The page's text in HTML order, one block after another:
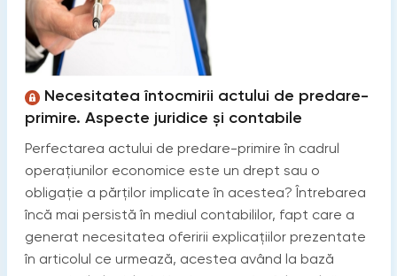
Necesitatea întocmirii actului de predare-
primire. Aspecte juridice și contabile
Perfectarea actului de predare-primire în cadrul
operațiunilor economice este un drept sau o
obligație a părților implicate în acestea? Întrebarea
încă mai persistă în mediul contabililor, fapt care a
generat necesitatea oferirii explicațiilor prezentate
în articolul ce urmează, acestea având la bază